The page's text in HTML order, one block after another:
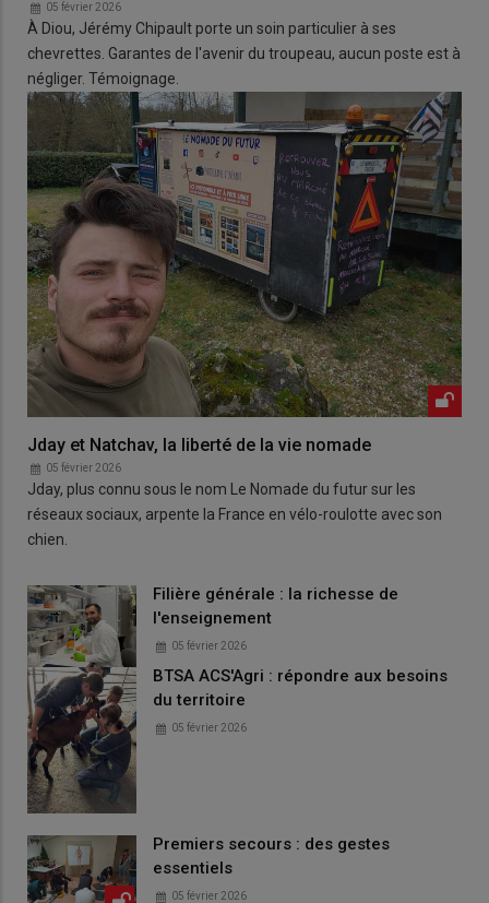
05 février 2026
À Diou, Jérémy Chipault porte un soin particulier à ses
chevrettes. Garantes de l'avenir du troupeau, aucun poste est à
négliger. Témoignage.
Jday et Natchav, la liberté de la vie nomade
05 février 2026
Jday, plus connu sous le nom Le Nomade du futur sur les
réseaux sociaux, arpente la France en vélo-roulotte avec son
chien.
Filière générale : la richesse de
l'enseignement
05 février 2026
BTSA ACS'Agri : répondre aux besoins
du territoire
05 février 2026
Premiers secours : des gestes
essentiels
05 février 2026